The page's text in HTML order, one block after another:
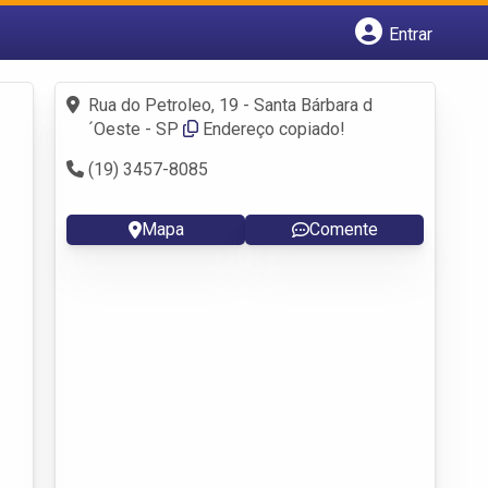
Entrar
Fazer login
Criar conta
Rua do Petroleo, 19 - Santa Bárbara d
´Oeste - SP
Endereço copiado!
(19) 3457-8085
Mapa Comente